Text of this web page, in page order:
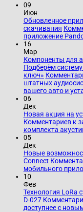
09
Июн
Обновленное
скачивания
приложение
16
Мар
Компоненты для
Подберём
ключ»
штатных
вашего авто и
06
Дек
Новая акция на
Комментариев к
комплекта
05
Дек
Новые
Connect
мобильного
10
Фев
Технология LoRa
D-027
доступнее с